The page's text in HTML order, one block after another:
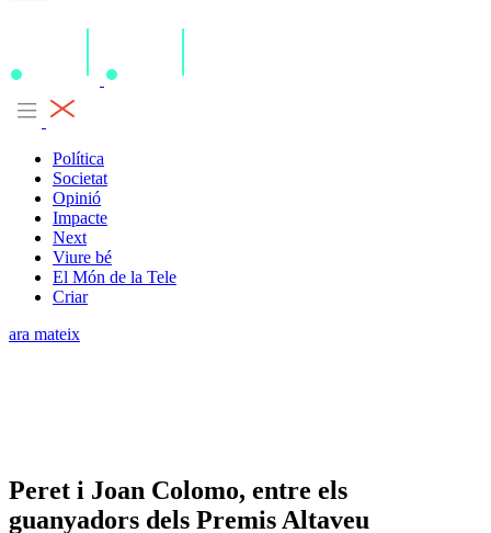
Política
Societat
Opinió
Impacte
Next
Viure bé
El Món de la Tele
Criar
ara mateix
Peret i Joan Colomo, entre els
guanyadors dels Premis Altaveu